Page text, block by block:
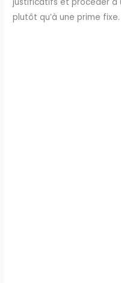
plutôt qu’à une prime fixe.